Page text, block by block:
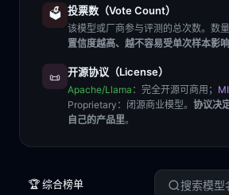
🗳️ 投票数（Vote Count）
该模型或厂商参与评测的总次数。数
置信度越高、越不容易受单次样本影
📜 开源协议（License）
Apache/Llama ：完全开源可商用；
Proprietary ：闭源商业模型。 协议决
自己的产品里。
🏆 综合榜单